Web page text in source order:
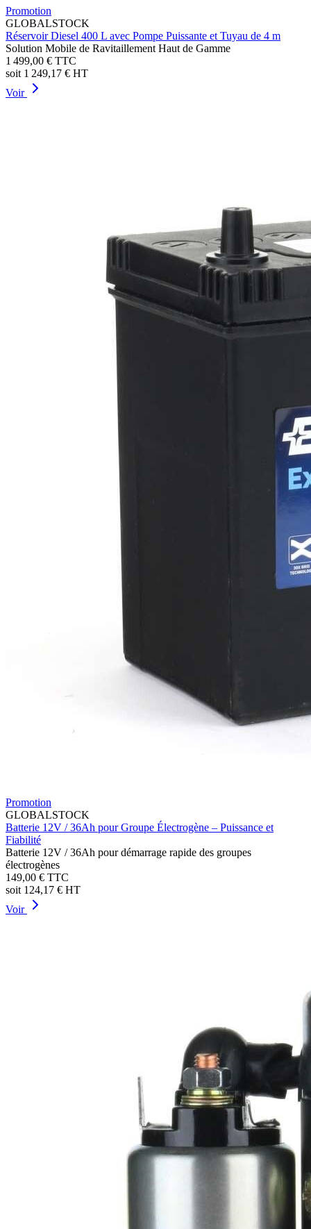
Promotion
GLOBALSTOCK
Réservoir Diesel 400 L avec Pompe Puissante et Tuyau de 4 m
Solution Mobile de Ravitaillement Haut de Gamme
1 499,00 € TTC
soit 1 249,17 € HT
Voir
Promotion
GLOBALSTOCK
Batterie 12V / 36Ah pour Groupe Électrogène – Puissance et
Fiabilité
Batterie 12V / 36Ah pour démarrage rapide des groupes
électrogènes
149,00 € TTC
soit 124,17 € HT
Voir